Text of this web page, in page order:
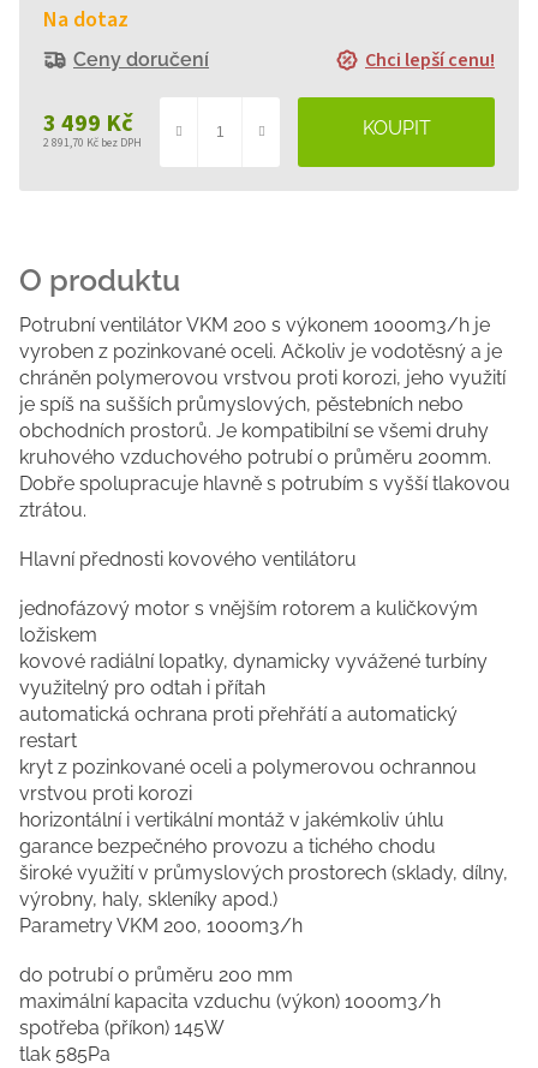
3 499 Kč
2 891,70 Kč bez DPH
cena:
Na dotaz
Ceny doručení Chci lepší cenu!
Potrubní ventilátor VKM 200 s výkonem 1000m3/h je
vyroben z pozinkované oceli. Ačkoliv je vodotěsný a je
chráněn polymerovou vrstvou proti korozi, jeho využití
je spíš na sušších průmyslových, pěstebních nebo
obchodních prostorů. Je kompatibilní se všemi druhy
kruhového vzduchového potrubí o průměru 200mm.
Dobře spolupracuje hlavně s potrubím s vyšší tlakovou
ztrátou.
Hlavní přednosti kovového ventilátoru
jednofázový motor s vnějším rotorem a kuličkovým
ložiskem
kovové radiální lopatky, dynamicky vyvážené turbíny
využitelný pro odtah i přítah
automatická ochrana proti přehřátí a automatický
restart
kryt z pozinkované oceli a polymerovou ochrannou
vrstvou proti korozi
horizontální i vertikální montáž v jakémkoliv úhlu
garance bezpečného provozu a tichého chodu
široké využití v průmyslových prostorech (sklady, dílny,
výrobny, haly, skleníky apod.)
Parametry VKM 200, 1000m3/h
do potrubí o průměru 200 mm
maximální kapacita vzduchu (výkon) 1000m3/h
spotřeba (příkon) 145W
tlak 585Pa